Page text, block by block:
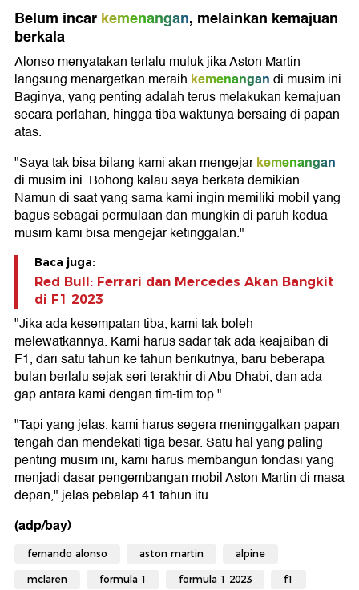
Belum incar kemenangan, melainkan kemajuan
berkala
Alonso menyatakan terlalu muluk jika Aston Martin
langsung menargetkan meraih kemenangandi musim ini.
Baginya, yang penting adalah terus melakukan kemajuan
secara perlahan, hingga tiba waktunya bersaing di papan
atas.
"Saya tak bisa bilang kami akan mengejarkemenangan
di musim ini. Bohong kalau saya berkata demikian.
Namun di saat yang sama kami ingin memiliki mobil yang
bagus sebagai permulaan dan mungkin di paruh kedua
musim kami bisa mengejar ketinggalan."
Baca juga:
Red Bull: Ferrari dan Mercedes Akan Bangkit
di F1 2023
"Jika ada kesempatan tiba, kami tak boleh
melewatkannya. Kami harus sadar tak ada keajaiban di
F1, dari satu tahun ke tahun berikutnya, baru beberapa
bulan berlalu sejak seri terakhir di Abu Dhabi, dan ada
gap antara kami dengan tim-tim top."
"Tapi yang jelas, kami harus segera meninggalkan papan
tengah dan mendekati tiga besar. Satu hal yang paling
penting musim ini, kami harus membangun fondasi yang
menjadi dasar pengembangan mobil Aston Martin di masa
depan," jelas pebalap 41 tahun itu.
(adp/bay)
fernando alonso aston martin alpine
mclaren formula 1 formula 1 2023 f1